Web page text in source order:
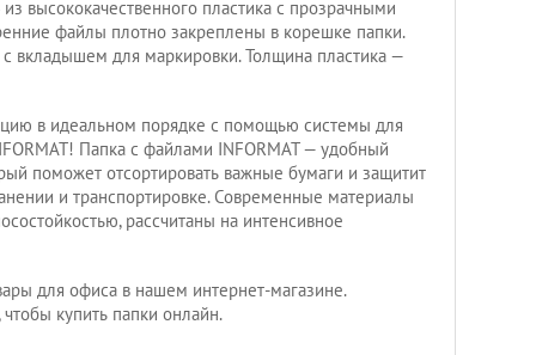
высококачественного пластика с прозрачными
файлы плотно закреплены в корешке папки.
вкладышем для маркировки. Толщина пластика —
в идеальном порядке с помощью системы для
Папка с файлами INFORMAT — удобный
поможет отсортировать важные бумаги и защитит
и транспортировке. Современные материалы
рассчитаны на интенсивное
для офиса в нашем интернет-магазине.
купить папки онлайн.